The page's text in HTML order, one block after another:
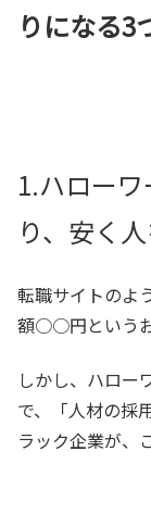
りになる3
1.ハロー
り、安く
転職サイトのよ
額○○円というお
しかし、ハロー
で、「人材の採
ラック企業が、